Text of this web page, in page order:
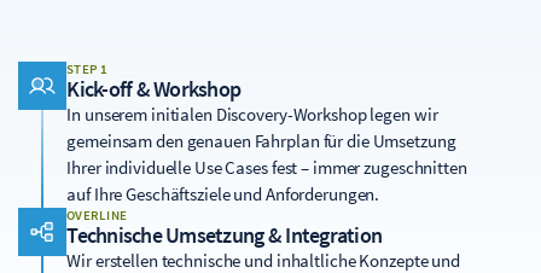
STEP 1
Kick-off & Workshop
In unserem initialen Discovery-Workshop legen wir
gemeinsam den genauen Fahrplan für die Umsetzung
Ihrer individuelle Use Cases fest – immer zugeschnitten
auf Ihre Geschäftsziele und Anforderungen.
OVERLINE
Technische Umsetzung & Integration
Wir erstellen technische und inhaltliche Konzepte und